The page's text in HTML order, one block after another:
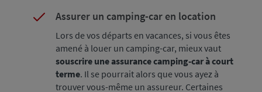
Assurer un camping-car en location
Lors de vos départs en vacances, si vous êtes
amené à louer un camping-car, mieux vaut
souscrire une assurance camping-car à court
terme. Il se pourrait alors que vous ayez à
trouver vous-même un assureur. Certaines